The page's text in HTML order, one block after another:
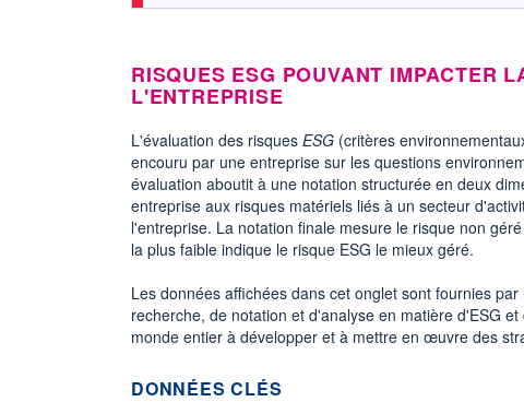
RISQUES ESG POUVANT IMPACTER
L'ENTREPRISE
L'évaluation des risques ESG (critères
encouru par une entreprise sur les questions
évaluation aboutit à une notation structurée en deux
entreprise aux risques matériels liés à un secteur
l'entreprise. La notation finale mesure le risque non
la plus faible indique le risque ESG le mieux géré.
Les données affichées dans cet onglet sont fournies
recherche, de notation et d'analyse en matière d'ESG
monde entier à développer et à mettre en œuvre des
DONNÉES CLÉS